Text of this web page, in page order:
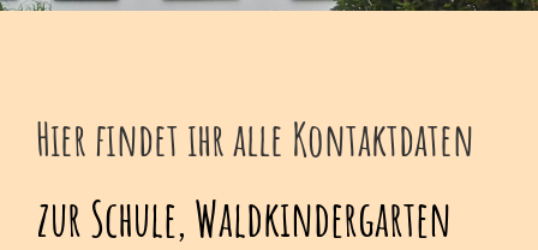
Hier findet ihr alle Kontaktdaten
zur Schule, Waldkindergarten